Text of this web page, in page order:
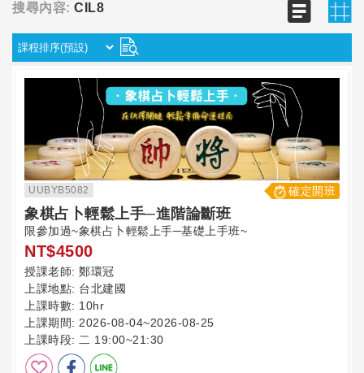
搜尋內容: CIL8
UUBYB5082 確定開班
象棋占卜輕鬆上手─進階論斷班
限參加過~象棋占卜輕鬆上手─基礎上手班~
NT$4500
授課老師: 鄭環冠
上課地點: 台北建國
上課時數: 10hr
上課期間: 2026-08-04~2026-08-25
上課時段: 二 19:00~21:30